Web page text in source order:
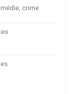
crime